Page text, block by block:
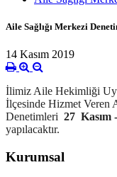
Aile Sağlığı Merkezi
14 Kasım 2019
İlimiz Aile Hekimliği
İlçesinde Hizmet Veren
Denetimleri 27 Kasım
yapılacaktır.
Kurumsal